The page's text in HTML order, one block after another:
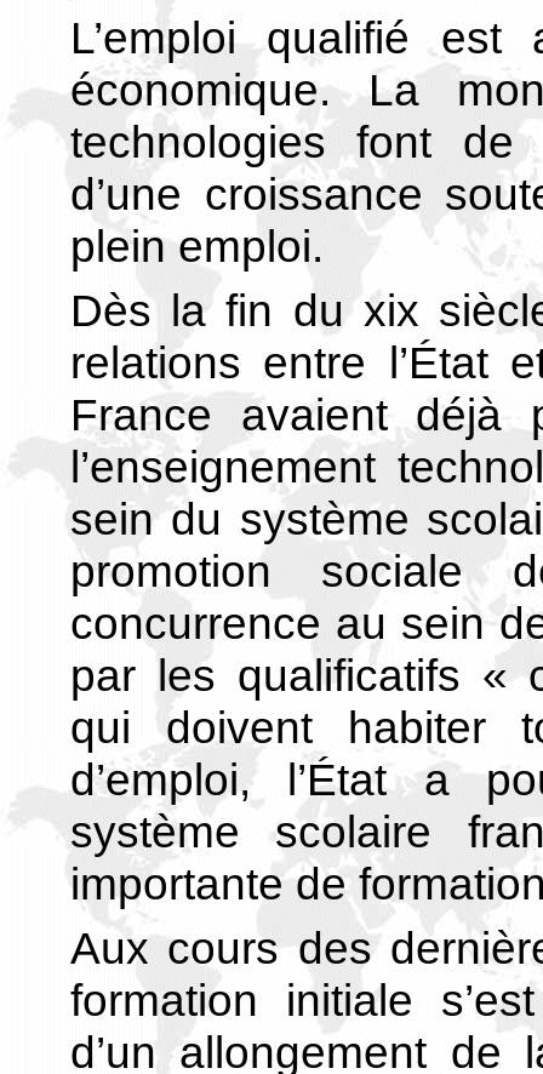
L’emploi qualifié
économique. La
technologies font de
d’une croissance
plein emploi.
Dès la fin du xix
relations entre l’État
France avaient déjà
l’enseignement
sein du système
promotion sociale
concurrence au sein
par les qualificatifs «
qui doivent habiter
d’emploi, l’État a
système scolaire
importante de
Aux cours des
formation initiale
d’un allongement de